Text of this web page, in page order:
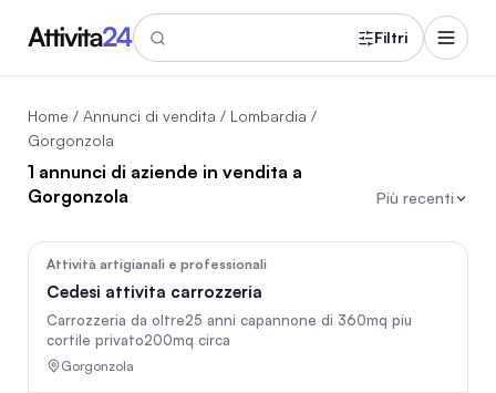
Filtri
Home / Annunci di vendita / Lombardia /
Gorgonzola
1 annunci di aziende in vendita a
Gorgonzola
Più recenti
Attività artigianali e professionali
Cedesi attivita carrozzeria
Carrozzeria da oltre25 anni capannone di 360mq piu
cortile privato200mq circa
Gorgonzola